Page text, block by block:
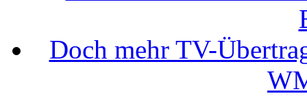
Doch mehr TV-